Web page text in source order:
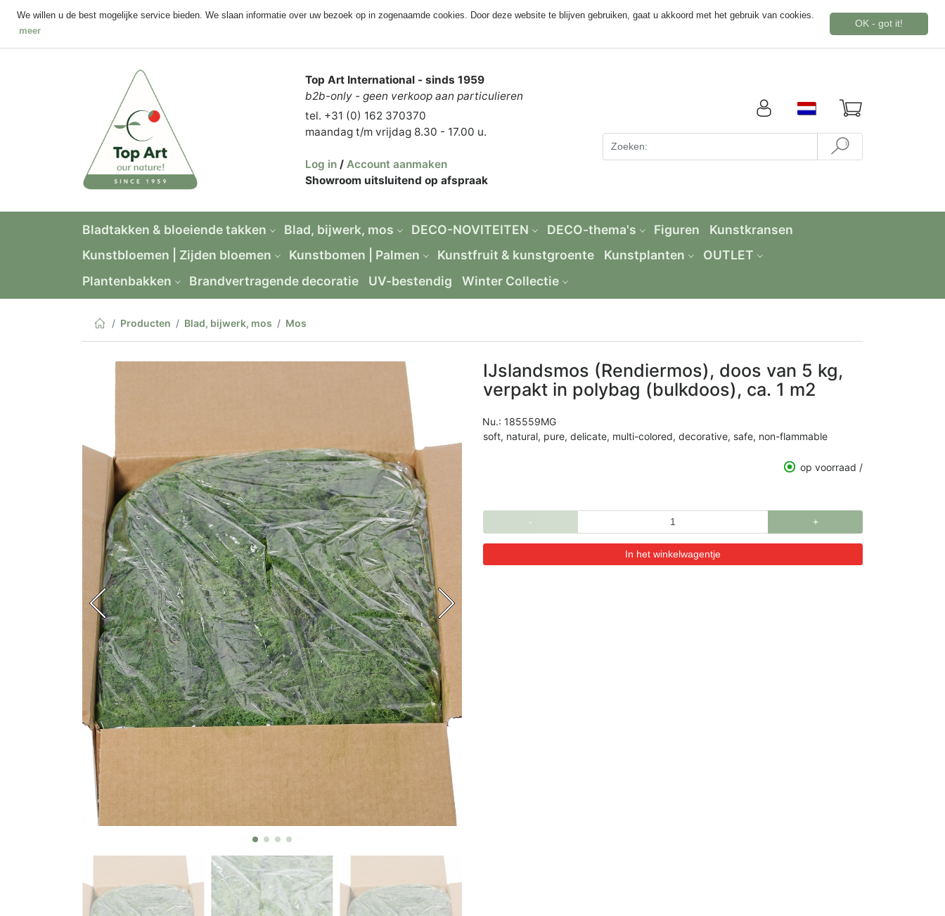
We willen u de best mogelijke service bieden. We slaan informatie over uw bezoek op in zogenaamde cookies. Door deze website te blijven gebruiken, gaat u akkoord met het gebruik van cookies.
meer
OK - got it!
Top Art International - sinds 1959
b2b-only - geen verkoop aan particulieren
tel. +31 (0) 162 370370
maandag t/m vrijdag 8.30 - 17.00 u.
Log in /Account aanmaken
Showroom uitsluitend op afspraak
Bladtakken & bloeiende takken Blad, bijwerk, mos DECO-NOVITEITEN DECO-thema's Figuren
Kunstkransen
Kunstbloemen | Zijden bloemen
Kunstbomen | Palmen Kunstfruit & kunstgroente Kunstplanten
OUTLET
Plantenbakken
Brandvertragende decoratie UV-bestendig Winter Collectie
Producten Blad, bijwerk, mos Mos
IJslandsmos (Rendiermos), doos van 5 kg,
verpakt in polybag (bulkdoos), ca. 1 m2
Nu.: 185559MG
soft, natural, pure, delicate, multi-colored, decorative, safe, non-flammable
op voorraad /
- +